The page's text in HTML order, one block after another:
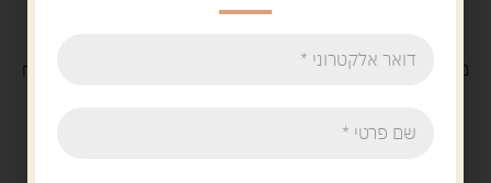
משלוח חינםבקנייה מעל 329 ש"ח